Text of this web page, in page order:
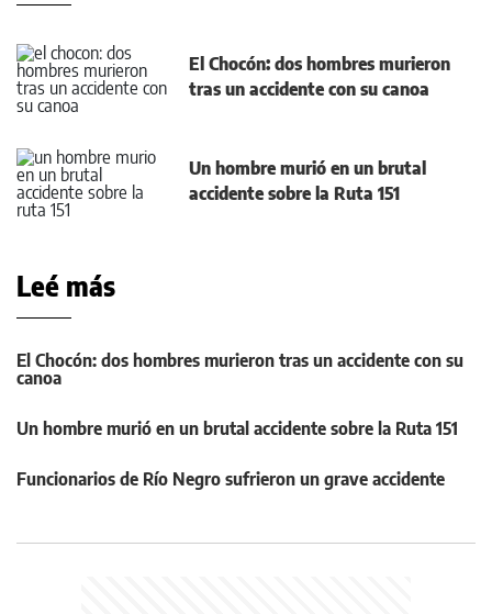
El Chocón: dos hombres murieron
tras un accidente con su canoa
Un hombre murió en un brutal
accidente sobre la Ruta 151
Leé más
El Chocón: dos hombres murieron tras un accidente con su
canoa
Un hombre murió en un brutal accidente sobre la Ruta 151
Funcionarios de Río Negro sufrieron un grave accidente